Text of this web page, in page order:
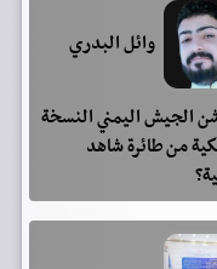
وائل البدري
الجيش اليمني النسخة
من طائرة شاهد